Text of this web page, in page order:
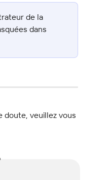
de la
dans
doute, veuillez vous